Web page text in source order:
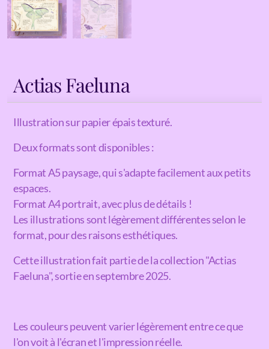
Actias Faeluna
Illustration sur papier épais texturé.
Deux formats sont disponibles :
Format A5 paysage, qui s'adapte facilement aux petits
espaces.
Format A4 portrait, avec plus de détails !
Les illustrations sont légèrement différentes selon le
format, pour des raisons esthétiques.
Cette illustration fait partie de la collection "Actias
Faeluna", sortie en septembre 2025.
Les couleurs peuvent varier légèrement entre ce que
l'on voit à l'écran et l'impression réelle.